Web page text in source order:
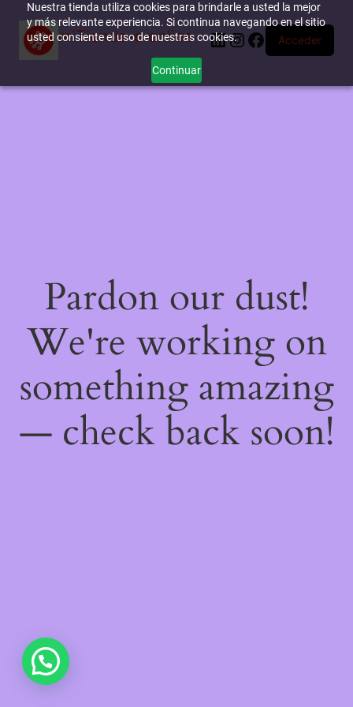
Nuestra tienda utiliza cookies para brindarle a usted la mejor
y más relevante experiencia. Si continua navegando en el sitio
usted consiente el uso de nuestras cookies.
Continuar
miTienda-e.online LinkedIn
Instagram
Facebook
Acceder
Pardon our dust!
We're working on
something amazing
— check back soon!